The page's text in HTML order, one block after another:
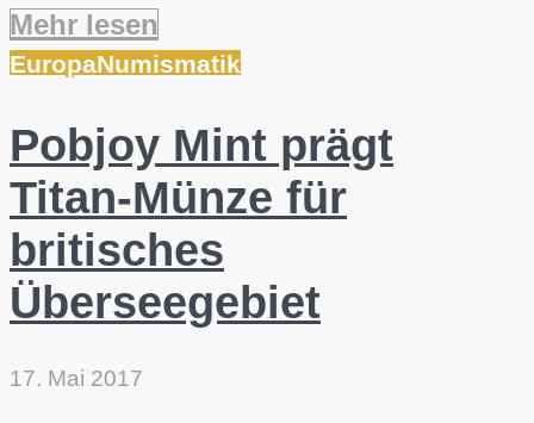
Mehr lesen
EuropaNumismatik
Pobjoy Mint prägt
Titan-Münze für
britisches
Überseegebiet
17. Mai 2017